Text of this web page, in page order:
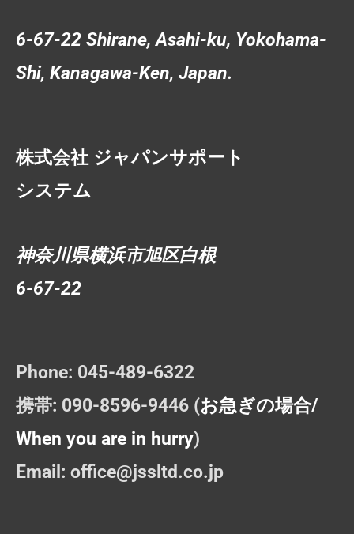
6-67-22 Shirane, Asahi-ku, Yokohama-
Shi, Kanagawa-Ken, Japan.
株式会社 ジャパンサポート
システム
神奈川県横浜市旭区白根
6-67-22
Phone: 045-489-6322
携帯: 090-8596-9446 (お急ぎの場合/
When you are in hurry)
Email: office@jssltd.co.jp